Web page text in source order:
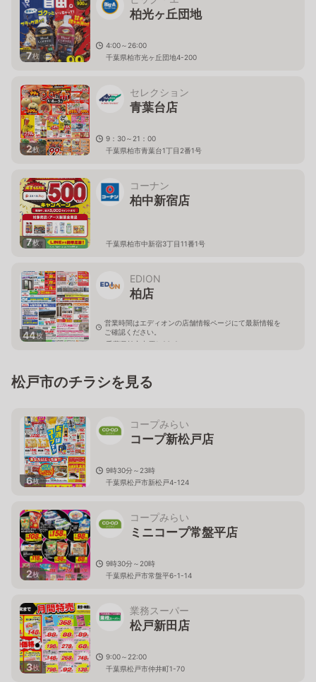
7枚
柏光ヶ丘団地
4:00～26:00
千葉県柏市光ヶ丘団地4-200
2枚
セレクション
青葉台店
9：30～21：00
千葉県柏市青葉台1丁目2番1号
7枚
コーナン
柏中新宿店
千葉県柏市中新宿3丁目11番1号
44枚
EDION
柏店
営業時間はエディオンの店舗情報ページにて最新情報を
ご確認ください。
千葉県柏市中原1-23-2
松戸市のチラシを見る
6枚
コープみらい
コープ新松戸店
9時30分～23時
千葉県松戸市新松戸4-124
2枚
コープみらい
ミニコープ常盤平店
9時30分～20時
千葉県松戸市常盤平6-1-14
3枚
業務スーパー
松戸新田店
9:00～22:00
千葉県松戸市仲井町1-70